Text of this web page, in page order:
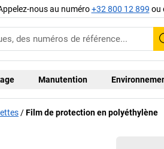
nous au numéro+32 800 12 899 ou
Manutention
Film de protection en polyéthylène